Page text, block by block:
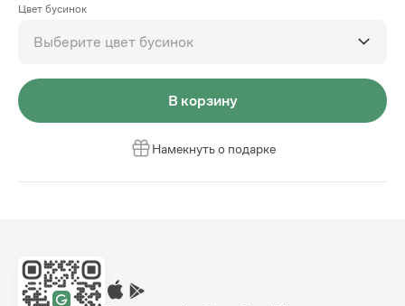
Цвет бусинок
Выберите цвет бусинок
В корзину
Намекнуть о подарке